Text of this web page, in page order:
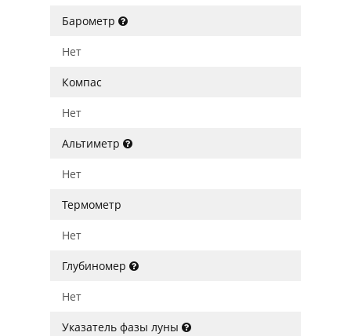
Барометр
Нет
Компас
Нет
Альтиметр
Нет
Термометр
Нет
Глубиномер
Нет
Указатель фазы луны